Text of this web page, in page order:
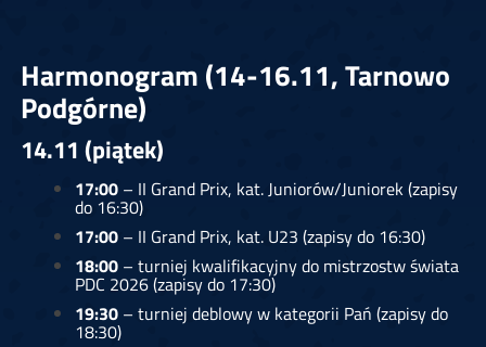
Harmonogram (14-16.11, Tarnowo
Podgórne)
14.11 (piątek)
17:00– II Grand Prix, kat. Juniorów/Juniorek (zapisy
do 16:30)
17:00– II Grand Prix, kat. U23 (zapisy do 16:30)
18:00– turniej kwalifikacyjny do mistrzostw świata
PDC 2026 (zapisy do 17:30)
19:30– turniej deblowy w kategorii Pań (zapisy do
18:30)